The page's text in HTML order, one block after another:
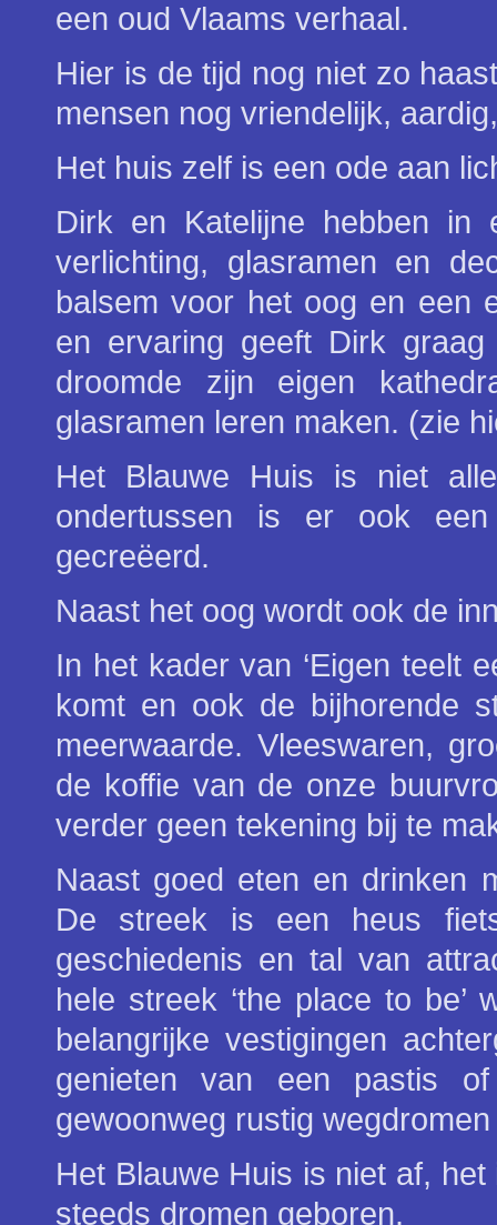
een oud Vlaams verhaal.
Hier is de tijd nog niet zo
mensen nog vriendelijk,
Het huis zelf is een ode aan
Dirk en Katelijne hebben in
verlichting, glasramen en
balsem voor het oog en een
en ervaring geeft Dirk
droomde zijn eigen
glasramen leren maken. (zie
Het Blauwe Huis is niet
ondertussen is er ook
gecreëerd.
Naast het oog wordt ook de
In het kader van ‘Eigen teelt
komt en ook de bijhorende
meerwaarde. Vleeswaren,
de koffie van de onze
verder geen tekening bij te
Naast goed eten en drinken
De streek is een heus
geschiedenis en tal van
hele streek ‘the place to
belangrijke vestigingen
genieten van een pastis
gewoonweg rustig
Het Blauwe Huis is niet af,
steeds dromen geboren.